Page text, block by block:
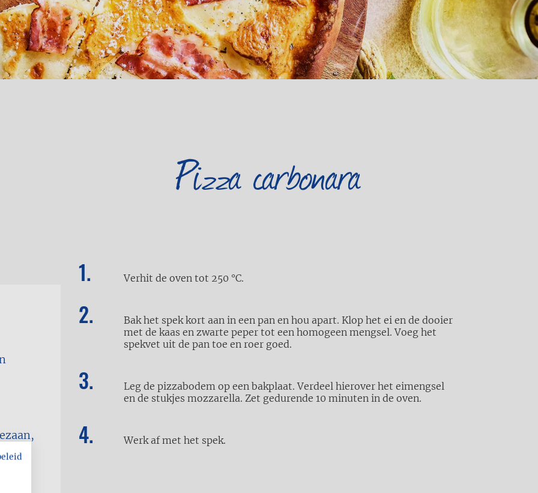
Pizza carbonara
Verhit de oven tot 250 °C.
Bak het spek kort aan in een pan en hou apart. Klop het ei en de dooier
met de kaas en zwarte peper tot een homogeen mengsel. Voeg het
spekvet uit de pan toe en roer goed.
Leg de pizzabodem op een bakplaat. Verdeel hierover het eimengsel
en de stukjes mozzarella. Zet gedurende 10 minuten in de oven.
Werk af met het spek.